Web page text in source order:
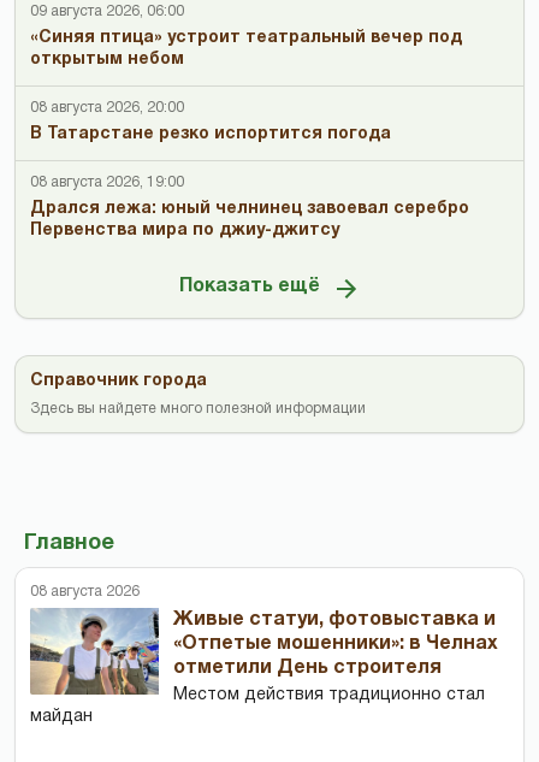
09 августа 2026, 06:00
«Синяя птица» устроит театральный вечер под
открытым небом
08 августа 2026, 20:00
В Татарстане резко испортится погода
08 августа 2026, 19:00
Дрался лежа: юный челнинец завоевал серебро
Первенства мира по джиу-джитсу
Показать ещё
Справочник города
Здесь вы найдете много полезной информации
Главное
08 августа 2026
Живые статуи, фотовыставка и
«Отпетые мошенники»: в Челнах
отметили День строителя
Местом действия традиционно стал
майдан